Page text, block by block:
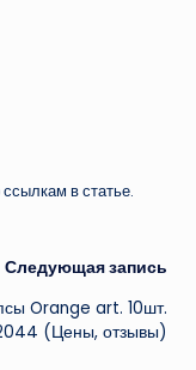
в статье.
Следующая запись
Orange art. 10шт.
(Цены, отзывы)